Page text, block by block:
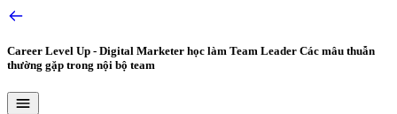
Career Level Up - Digital Marketer học làm Team Leader Các mâu thuẫn
thường gặp trong nội bộ team